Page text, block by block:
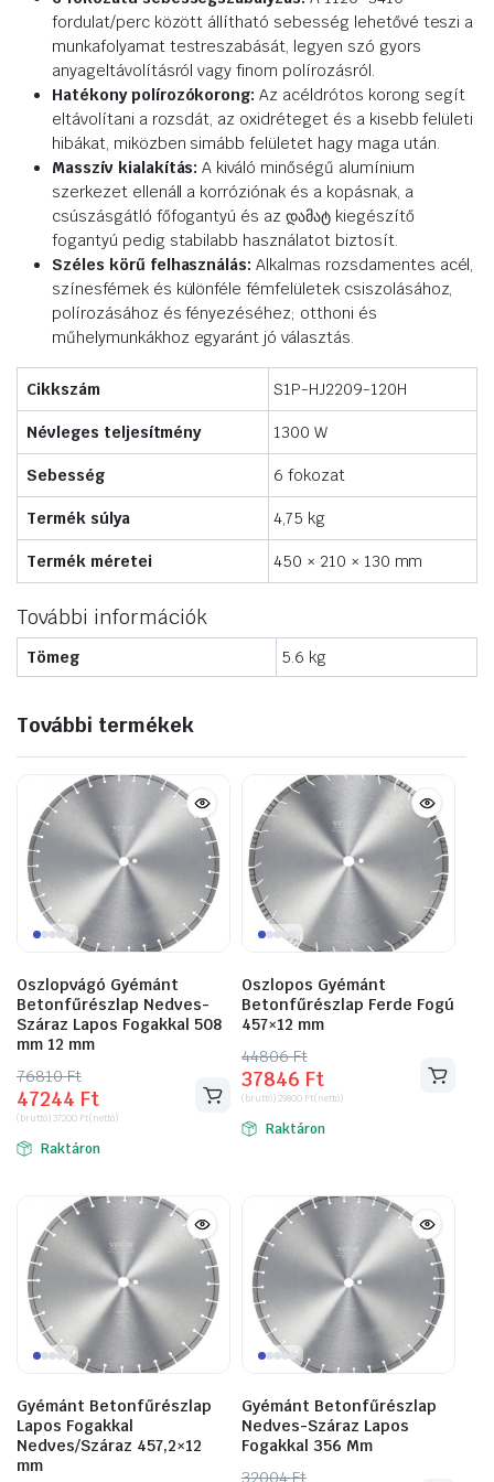
fordulat/perc között állítható sebesség lehetővé teszi a
munkafolyamat testreszabását, legyen szó gyors
anyageltávolításról vagy finom polírozásról.
Hatékony polírozókorong: Az acéldrótos korong segít
eltávolítani a rozsdát, az oxidréteget és a kisebb felületi
hibákat, miközben simább felületet hagy maga után.
Masszív kialakítás: A kiváló minőségű alumínium
szerkezet ellenáll a korróziónak és a kopásnak, a
csúszásgátló főfogantyú és az დამატ kiegészítő
fogantyú pedig stabilabb használatot biztosít.
Széles körű felhasználás: Alkalmas rozsdamentes acél,
színesfémek és különféle fémfelületek csiszolásához,
polírozásához és fényezéséhez; otthoni és
műhelymunkákhoz egyaránt jó választás.
Cikkszám S1P-HJ2209-120H
Névleges teljesítmény 1300 W
Sebesség 6 fokozat
Termék súlya 4,75 kg
Termék méretei 450 × 210 × 130 mm
További információk
Tömeg 5.6 kg
További termékek
Oszlopvágó Gyémánt
Betonfűrészlap Nedves-
Száraz Lapos Fogakkal 508
mm 12 mm
76810Ft
Original
price
was:
76810 Ft.
47244 Ft
Current
price
is:
47244 Ft.
(bruttó)37200 Ft(nettó)
Raktáron
Oszlopos Gyémánt
Betonfűrészlap Ferde Fogú
457×12 mm
44806Ft
Original
price
was:
44806 Ft.
37846 Ft
Current
price
is:
37846 Ft.
(bruttó)29800 Ft(nettó)
Raktáron
Gyémánt Betonfűrészlap
Lapos Fogakkal
Nedves/Száraz 457,2×12
mm
Gyémánt Betonfűrészlap
Nedves-Száraz Lapos
Fogakkal 356 Mm
32004Ft